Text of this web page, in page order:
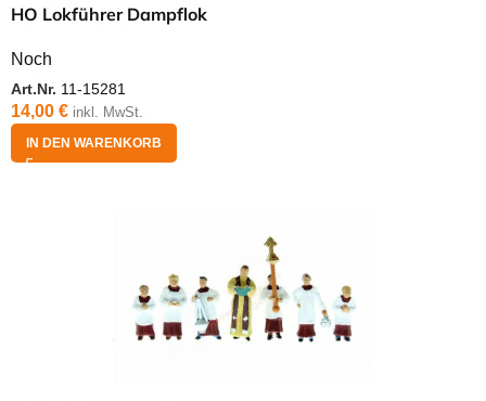
HO Lokführer Dampflok
Noch
Art.Nr. 11-15281
14,00 € inkl. MwSt.
IN DEN WARENKORB